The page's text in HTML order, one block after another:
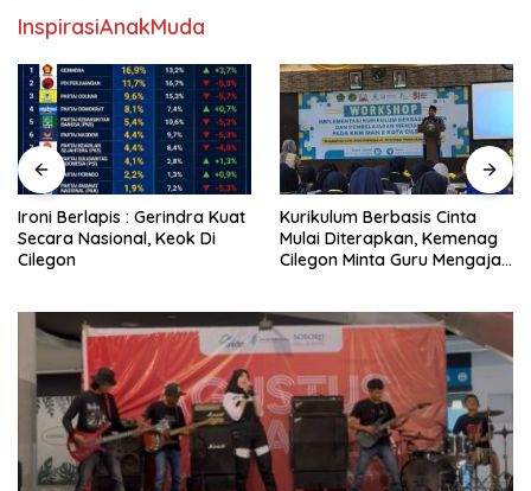
InspirasiAnakMuda
Ironi Berlapis : Gerindra Kuat
Secara Nasional, Keok Di
Cilegon
Kurikulum Berbasis Cinta
Mulai Diterapkan, Kemenag
Cilegon Minta Guru Mengajar